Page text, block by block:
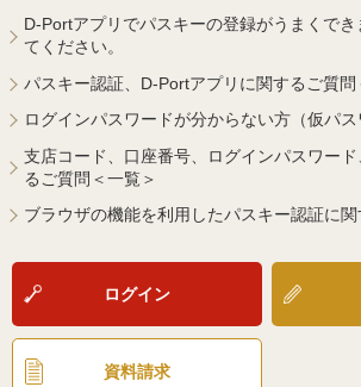
D-Portアプリでパスキーの登録がうまくでき
てください。
パスキー認証、D-Portアプリに関するご質問
ログインパスワードが分からない方（仮パス
支店コード、口座番号、ログインパスワー
るご質問＜一覧＞
ブラウザの機能を利用したパスキー認証に
ログイン
資料請求